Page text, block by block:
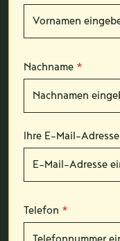
Nachname *
Ihre E-Mail-Adresse
Telefon *